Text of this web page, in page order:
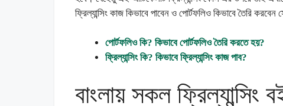
ফ্রিল্যান্সিং কাজ কিভাবে পাবেন ও পোর্টফলিও কিভাবে তৈরি
পোর্টফলিও কি? কিভাবে পোর্টফলিও তৈরি করতে হয়?
ফ্রিল্যান্সিং কি? কিভাবে ফ্রিল্যান্সিং কাজ পাব?
বাংলায় সকল ফ্রিল্যান্সিং